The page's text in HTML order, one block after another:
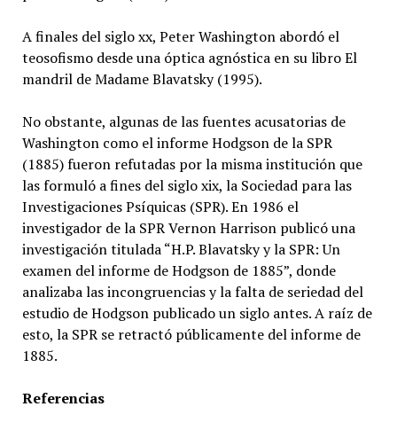
A finales del siglo xx, Peter Washington abordó el
teosofismo desde una óptica agnóstica en su libro El
mandril de Madame Blavatsky (1995).
No obstante, algunas de las fuentes acusatorias de
Washington como el informe Hodgson de la SPR
(1885) fueron refutadas por la misma institución que
las formuló a fines del siglo xix, la Sociedad para las
Investigaciones Psíquicas (SPR). En 1986 el
investigador de la SPR Vernon Harrison publicó una
investigación titulada “H.P. Blavatsky y la SPR: Un
examen del informe de Hodgson de 1885”, donde
analizaba las incongruencias y la falta de seriedad del
estudio de Hodgson publicado un siglo antes. A raíz de
esto, la SPR se retractó públicamente del informe de
1885.
Referencias